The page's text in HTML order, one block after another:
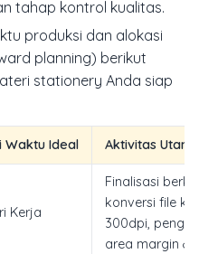
tahap kontrol kualitas.
produksi dan alokasi
planning) berikut
stationery Anda siap
Waktu Ideal Aktivitas
Kerja
Finalisasi
konversi file ke
300dpi,
area margin &